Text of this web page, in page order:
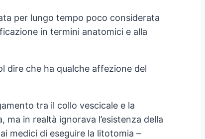
per lungo tempo poco considerata
in termini anatomici e alla
dire che ha qualche affezione del
tra il collo vescicale e la
in realtà ignorava l’esistenza della
medici di eseguire la litotomia –